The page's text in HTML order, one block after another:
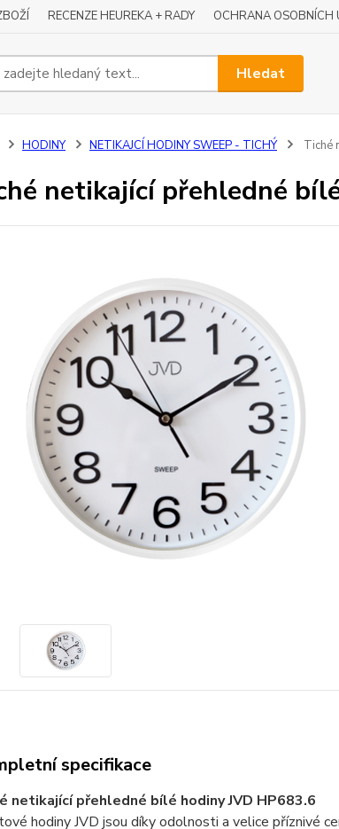
RECENZE HEUREKA + RADY OCHRANA OSOBNÍCH
Hledat
HODINY NETIKAJCÍ HODINY SWEEP - TICHÝ Tiché
netikající přehledné
specifikace
netikající přehledné bílé hodiny JVD HP683.6
hodiny JVD jsou díky odolnosti a velice příznivé